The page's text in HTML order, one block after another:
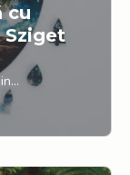
cu
Sziget